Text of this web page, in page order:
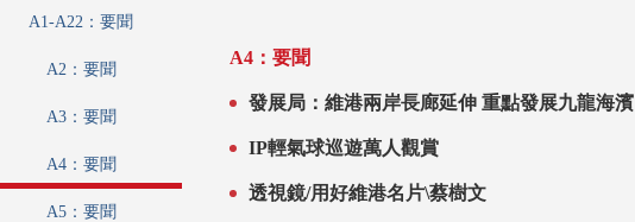
A1-A22：要聞
A2：要聞
A3：要聞
A4：要聞
A5：要聞
A4：要聞
發展局：維港兩岸長廊延伸 重點發展九龍海濱
IP輕氣球巡遊萬人觀賞
透視鏡/用好維港名片\蔡樹文